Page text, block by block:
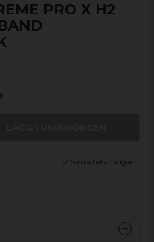
PRO X H2
Säkra betalningar